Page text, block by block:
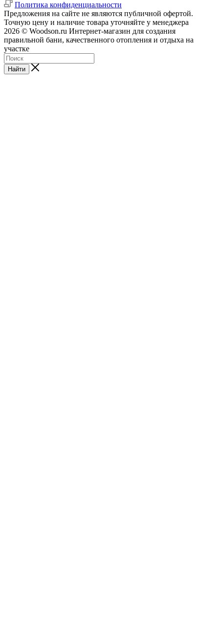
Политика конфиденциальности
Предложения на сайте не являются публичной офертой.
Точную цену и наличие товара уточняйте у менеджера
2026 © Woodson.ru Интернет-магазин для создания
правильной бани, качественного отопления и отдыха на
участке
Найти